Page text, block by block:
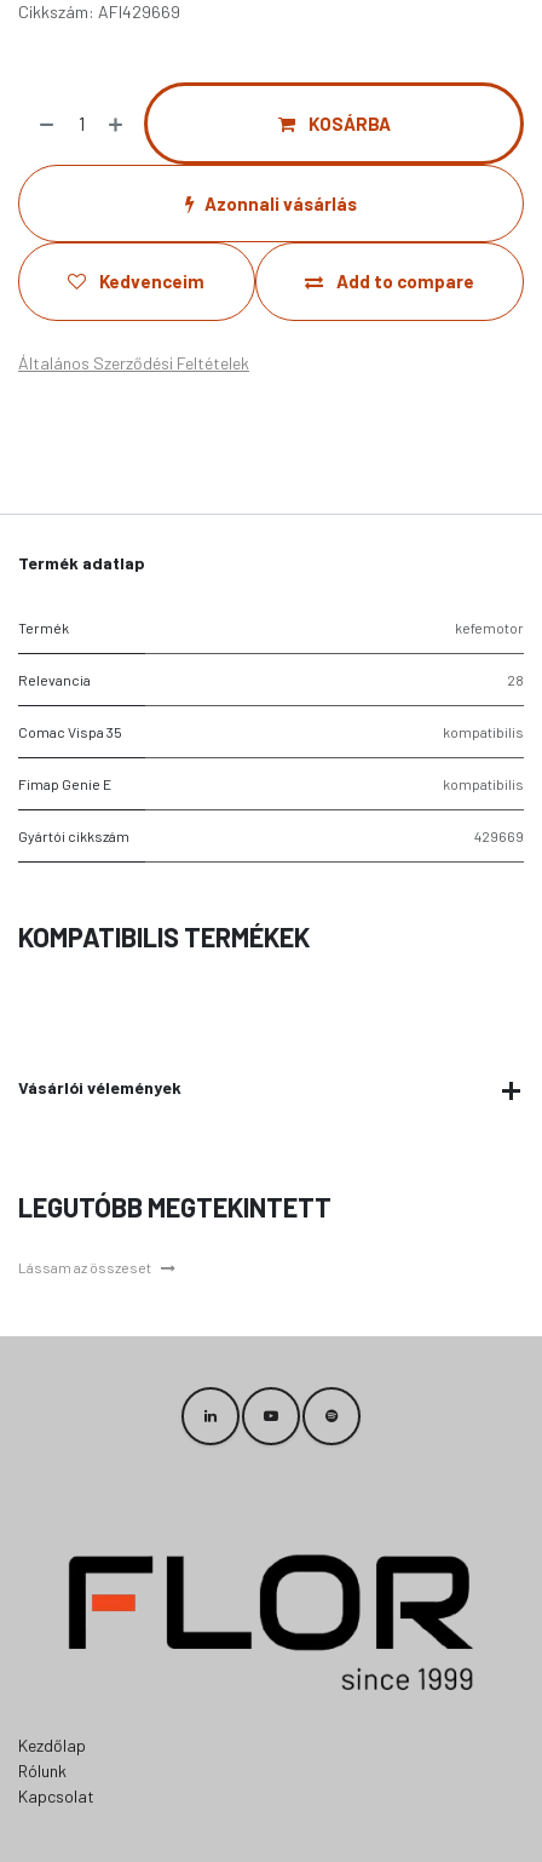
Cikkszám: AFI429669
KOSÁRBA
Azonnali vásárlás
Add to compare
Kedvenceim
Általános Szerződési Feltételek
Termék adatlap
Termék kefemotor
Relevancia 28
Comac Vispa 35 kompatibilis
Fimap Genie E kompatibilis
Gyártói cikkszám 429669
KOMPATIBILIS TERMÉKEK
Vásárlói vélemények
LEGUTÓBB MEGTEKINTETT
Lássam az összeset
Kezdőlap
Rólunk
Kapcsolat